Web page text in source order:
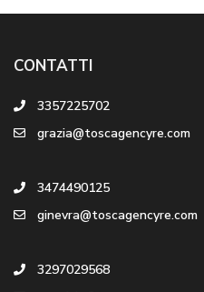
CONTATTI
3357225702
grazia@toscagencyre.com
3474490125
ginevra@toscagencyre.com
3297029568